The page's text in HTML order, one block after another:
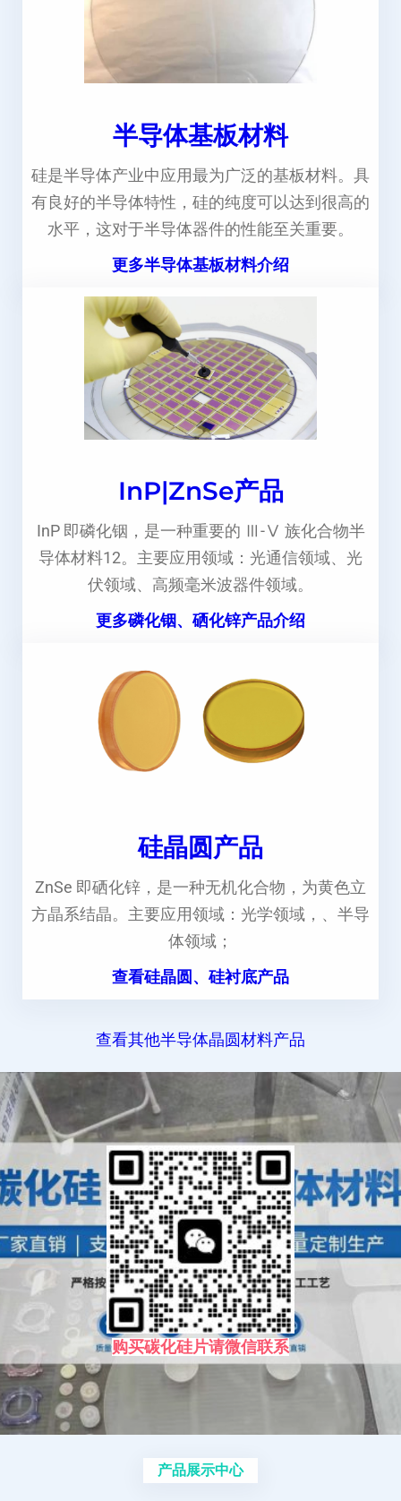
半导体基板材料
硅是半导体产业中应用最为广泛的基板材料。具
有良好的半导体特性，硅的纯度可以达到很高的
水平，这对于半导体器件的性能至关重要。
更多半导体基板材料介绍
InP|ZnSe产品
InP 即磷化铟，是一种重要的 Ⅲ-Ⅴ 族化合物半
导体材料12。主要应用领域：光通信领域、光
伏领域、高频毫米波器件领域。
更多磷化铟、硒化锌产品介绍
硅晶圆产品
ZnSe 即硒化锌，是一种无机化合物，为黄色立
方晶系结晶。主要应用领域：光学领域，、半导
体领域；
查看硅晶圆、硅衬底产品
查看其他半导体晶圆材料产品
购买碳化硅片请微信联系
产品展示中心